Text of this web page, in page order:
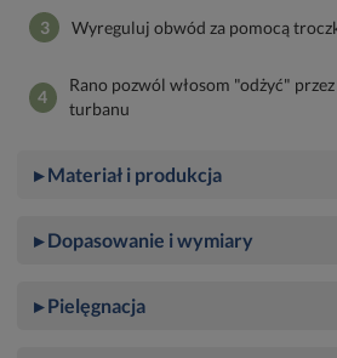
3 Wyreguluj obwód za pomocą
4
Rano pozwól włosom "odżyć"
turbanu
▸ Materiał i produkcja
▸ Dopasowanie i wymiary
▸ Pielęgnacja